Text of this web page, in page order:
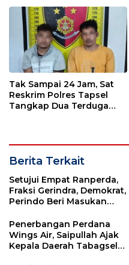
Tak Sampai 24 Jam, Sat
Reskrim Polres Tapsel
Tangkap Dua Terduga
Berita Terkait
Setujui Empat Ranperda,
Fraksi Gerindra, Demokrat,
Perindo Beri Masukan
Penerbangan Perdana
Wings Air, Saipullah Ajak
Kepala Daerah Tabagsel